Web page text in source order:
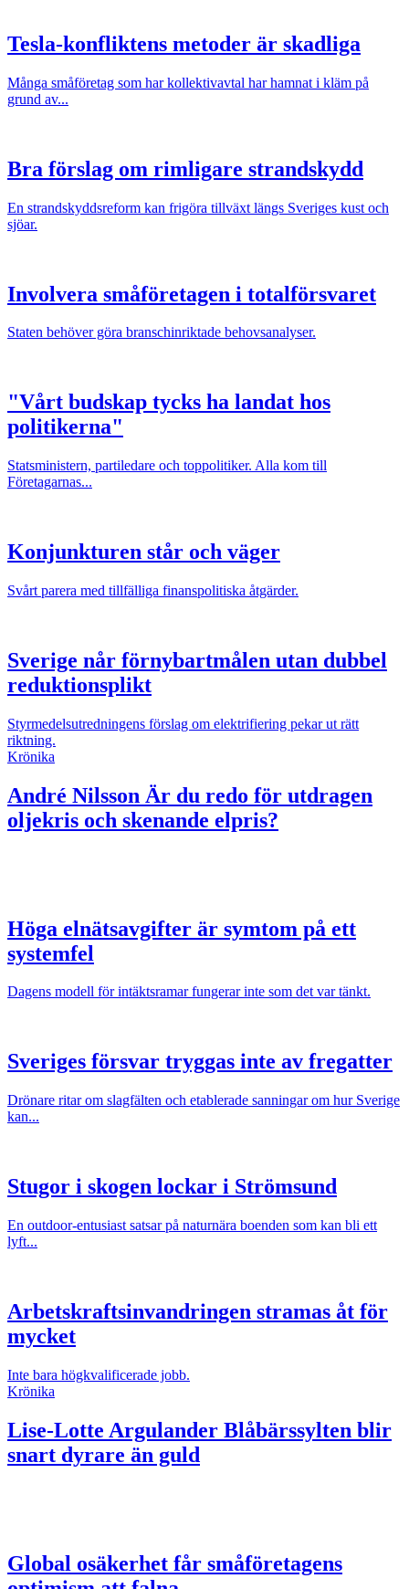
Tesla-konfliktens metoder är skadliga
Många småföretag som har kollektivavtal har hamnat i kläm på
grund av...
Bra förslag om rimligare strandskydd
En strandskyddsreform kan frigöra tillväxt längs Sveriges kust och
sjöar.
Involvera småföretagen i totalförsvaret
Staten behöver göra branschinriktade behovsanalyser.
"Vårt budskap tycks ha landat hos
politikerna"
Statsministern, partiledare och toppolitiker. Alla kom till
Företagarnas...
Konjunkturen står och väger
Svårt parera med tillfälliga finanspolitiska åtgärder.
Sverige når förnybartmålen utan dubbel
reduktionsplikt
Styrmedelsutredningens förslag om elektrifiering pekar ut rätt
riktning.
Krönika
André Nilsson Är du redo för utdragen
oljekris och skenande elpris?
Höga elnätsavgifter är symtom på ett
systemfel
Dagens modell för intäktsramar fungerar inte som det var tänkt.
Sveriges försvar tryggas inte av fregatter
Drönare ritar om slagfälten och etablerade sanningar om hur Sverige
kan...
Stugor i skogen lockar i Strömsund
En outdoor-entusiast satsar på naturnära boenden som kan bli ett
lyft...
Arbetskraftsinvandringen stramas åt för
mycket
Inte bara högkvalificerade jobb.
Krönika
Lise-Lotte Argulander Blåbärssylten blir
snart dyrare än guld
Global osäkerhet får småföretagens